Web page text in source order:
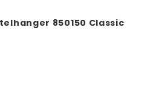
850150 Classic